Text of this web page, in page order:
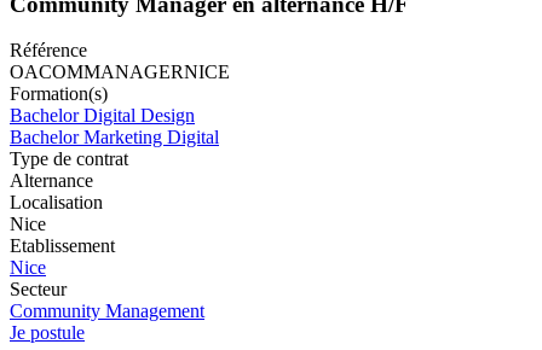
Référence
OACOMMANAGERNICE
Formation(s)
Bachelor Digital Design
Bachelor Marketing Digital
Type de contrat
Alternance
Localisation
Nice
Etablissement
Nice
Secteur
Community Management
Je postule